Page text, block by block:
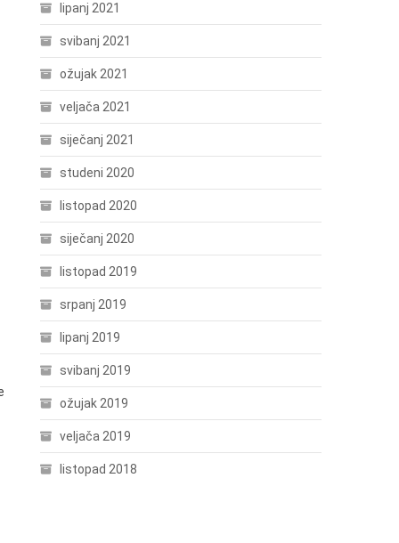
lipanj 2021
svibanj 2021
ožujak 2021
veljača 2021
siječanj 2021
studeni 2020
listopad 2020
siječanj 2020
listopad 2019
srpanj 2019
lipanj 2019
svibanj 2019
ožujak 2019
veljača 2019
listopad 2018